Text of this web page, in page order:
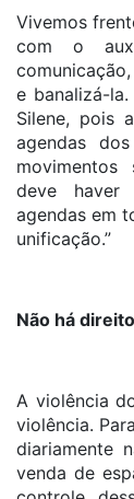
Vivemos
com o
e banalizá-
Silene, pois
agendas
deve haver
agendas em
unificação.”
Não há
A violência
violência.
diariamente
venda de